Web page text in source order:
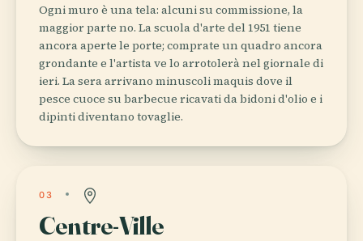
Ogni muro è una tela: alcuni su commissione, la
maggior parte no. La scuola d'arte del 1951 tiene
ancora aperte le porte; comprate un quadro ancora
grondante e l'artista ve lo arrotolerà nel giornale di
ieri. La sera arrivano minuscoli maquis dove il
pesce cuoce su barbecue ricavati da bidoni d'olio e i
dipinti diventano tovaglie.
03
Centre-Ville